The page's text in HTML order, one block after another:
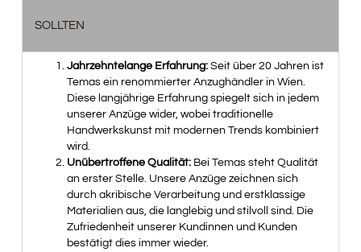
SOLLTEN
Jahrzehntelange Erfahrung:Seit über 20 Jahren ist
Temas ein renommierter Anzughändler in Wien.
Diese langjährige Erfahrung spiegelt sich in jedem
unserer Anzüge wider, wobei traditionelle
Handwerkskunst mit modernen Trends kombiniert
wird.
Unübertroffene Qualität:Bei Temas steht Qualität
an erster Stelle. Unsere Anzüge zeichnen sich
durch akribische Verarbeitung und erstklassige
Materialien aus, die langlebig und stilvoll sind. Die
Zufriedenheit unserer Kundinnen und Kunden
bestätigt dies immer wieder.